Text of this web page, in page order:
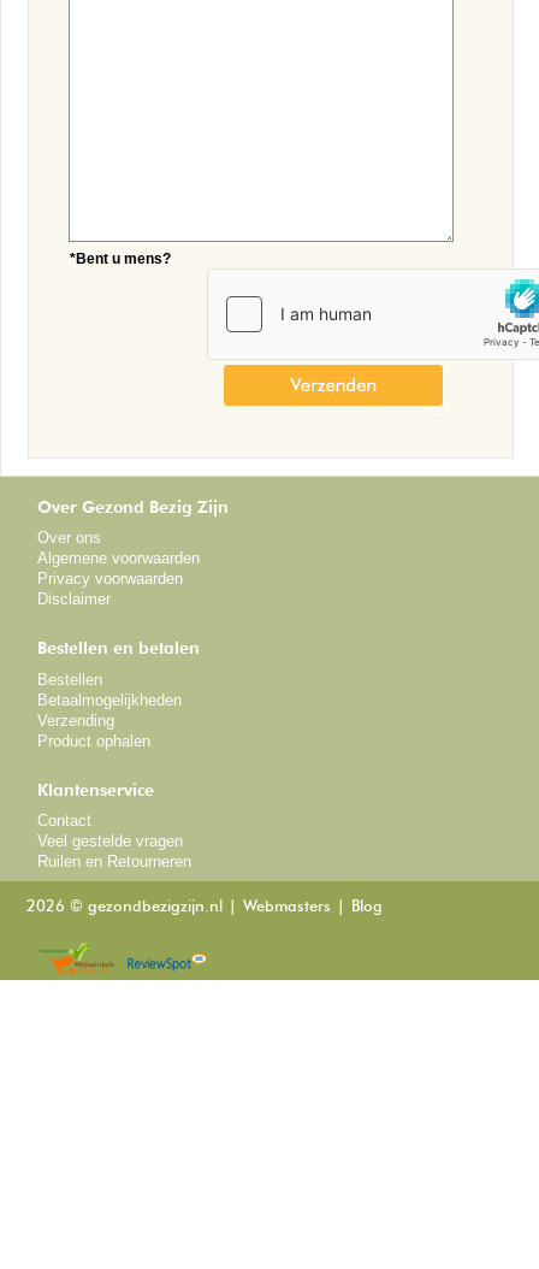
*Bent u mens?
Over Gezond Bezig Zijn
Over ons
Algemene voorwaarden
Privacy voorwaarden
Disclaimer
Bestellen en betalen
Bestellen
Betaalmogelijkheden
Verzending
Product ophalen
Klantenservice
Contact
Veel gestelde vragen
Ruilen en Retourneren
2026 © gezondbezigzijn.nl Webmasters Blog